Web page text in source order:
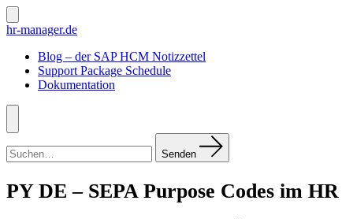
Zum
Inhalt
Suche
ein-/ausblenden
hr-manager.de
Blog – der SAP HCM Notizzettel
Support Package Schedule
Dokumentation
Menü
nach:
Senden
PY DE – SEPA Purpose Codes im HR